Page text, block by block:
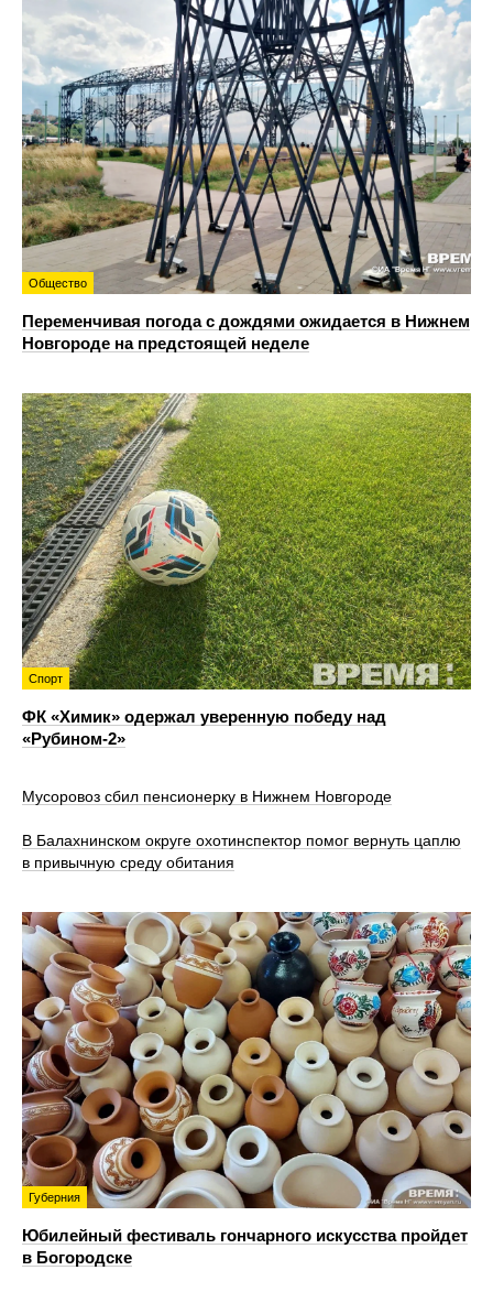
Общество
Переменчивая погода с дождями ожидается в Нижнем
Новгороде на предстоящей неделе
Спорт
ФК «Химик» одержал уверенную победу над
«Рубином‑2»
Мусоровоз сбил пенсионерку в Нижнем Новгороде
В Балахнинском округе охотинспектор помог вернуть цаплю
в привычную среду обитания
Губерния
Юбилейный фестиваль гончарного искусства пройдет
в Богородске